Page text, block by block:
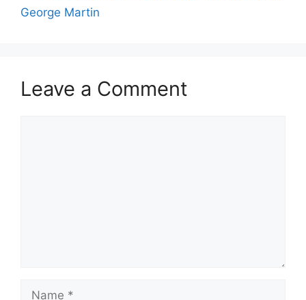
George Martin
Leave a Comment
Name